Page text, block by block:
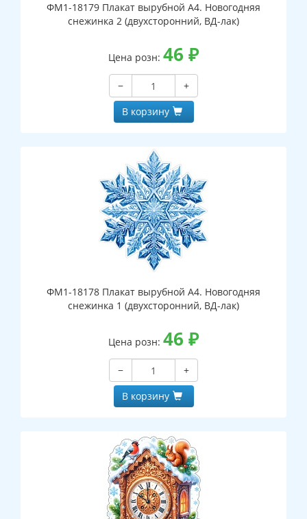
ФМ1-18179 Плакат вырубной А4. Новогодняя
снежинка 2 (двухсторонний, ВД-лак)
Цена розн: 46 ₽
−
+
В корзину
ФМ1-18178 Плакат вырубной А4. Новогодняя
снежинка 1 (двухсторонний, ВД-лак)
Цена розн: 46 ₽
−
+
В корзину